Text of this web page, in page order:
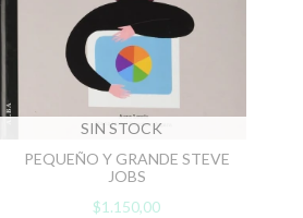
SIN STOCK
PEQUEÑO Y GRANDE STEVE
JOBS
$1.150,00